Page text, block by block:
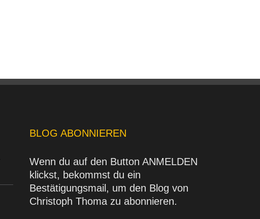
BLOG ABONNIEREN
Wenn du auf den Button ANMELDEN
klickst, bekommst du ein
Bestätigungsmail, um den Blog von
Christoph Thoma zu abonnieren.